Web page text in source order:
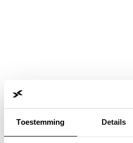
Toestemming Details